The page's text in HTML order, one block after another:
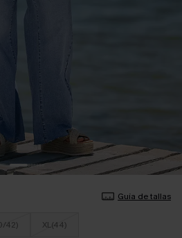
Guía de tallas
42) XL(44)